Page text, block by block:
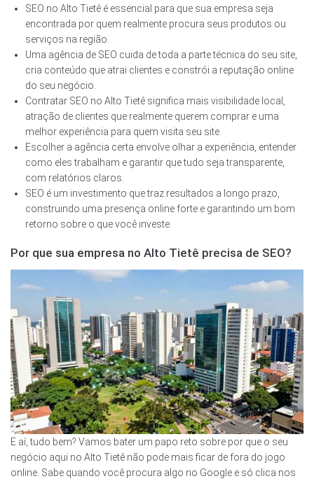
SEO no Alto Tietê é essencial para que sua empresa seja
encontrada por quem realmente procura seus produtos ou
serviços na região.
Uma agência de SEO cuida de toda a parte técnica do seu site,
cria conteúdo que atrai clientes e constrói a reputação online
do seu negócio.
Contratar SEO no Alto Tietê significa mais visibilidade local,
atração de clientes que realmente querem comprar e uma
melhor experiência para quem visita seu site.
Escolher a agência certa envolve olhar a experiência, entender
como eles trabalham e garantir que tudo seja transparente,
com relatórios claros.
SEO é um investimento que traz resultados a longo prazo,
construindo uma presença online forte e garantindo um bom
retorno sobre o que você investe.
Por que sua empresa no Alto Tietê precisa de SEO?
E aí, tudo bem? Vamos bater um papo reto sobre por que o seu
negócio aqui no Alto Tietê não pode mais ficar de fora do jogo
online. Sabe quando você procura algo no Google e só clica nos